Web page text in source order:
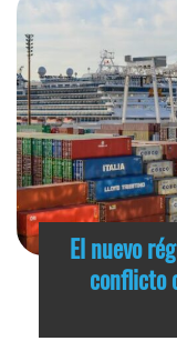
El nuevo
conflicto